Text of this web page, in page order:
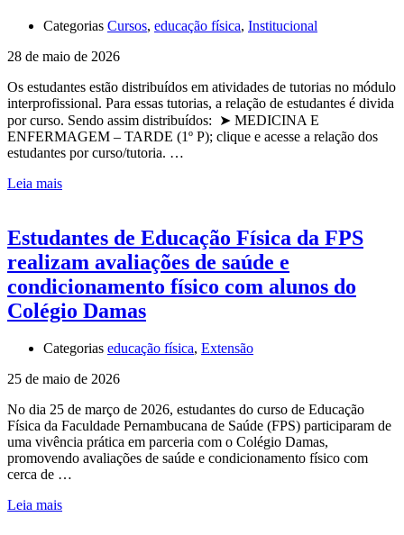
Categorias Cursos, educação física, Institucional
28 de maio de 2026
Os estudantes estão distribuídos em atividades de tutorias no módulo
interprofissional. Para essas tutorias, a relação de estudantes é divida
por curso. Sendo assim distribuídos: ➤ MEDICINA E
ENFERMAGEM – TARDE (1º P); clique e acesse a relação dos
estudantes por curso/tutoria. …
Leia mais
Estudantes de Educação Física da FPS
realizam avaliações de saúde e
condicionamento físico com alunos do
Colégio Damas
Categorias educação física, Extensão
25 de maio de 2026
No dia 25 de março de 2026, estudantes do curso de Educação
Física da Faculdade Pernambucana de Saúde (FPS) participaram de
uma vivência prática em parceria com o Colégio Damas,
promovendo avaliações de saúde e condicionamento físico com
cerca de …
Leia mais